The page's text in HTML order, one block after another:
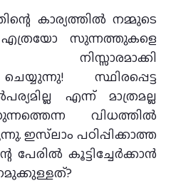
കാര്യത്തില്‍ നമ്മുടെ
സുന്നത്തുകളെ
നിസ്സാരമാക്കി
സ്ഥിരപ്പെട്ട
എന്ന് മാത്രമല്ല
വിധത്തില്‍
ഇസ്‌ലാം പഠിപ്പിക്കാത്ത
പേരില്‍ കൂട്ടിച്ചേര്‍ക്കാന്‍